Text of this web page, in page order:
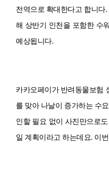
전역으로 확대한다고 합니다
해 상반기 인천을 포함한 수
예상됩니다.
카카오페이가 반려동물보험
를 맞아 나날이 증가하는 수
인할 필요 없이 사진만으로
일 계획이라고 하는데요. 이